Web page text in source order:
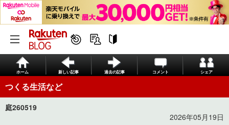
ホーム 新しい記事 過去の記事 コメント シェア
つくる生活など
庭260519
2026年05月19日